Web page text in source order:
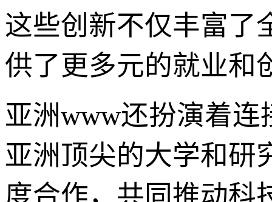
这些创新不仅丰富了
供了更多元的就业和
亚洲www还扮演着
亚洲顶尖的大学和研